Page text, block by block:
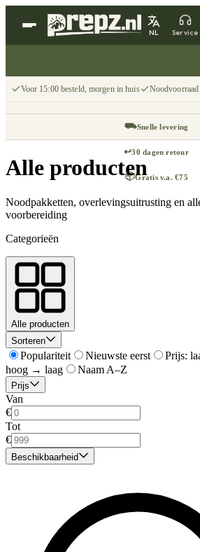
NL Service
Voor 15:00 besteld, morgen in huis
⛟Snelle levering
↩30 dagen retour
📦Gratis v.a. €75
Alle producten
Noodpakketten, overlevingsuitrusting en
voorbereiding
Categorieën
Alle producten
Sorteren
Populariteit Nieuwste eerst Prijs:
hoog → laag
Naam A–Z
Prijs
Van
€
Tot
€
Beschikbaarheid